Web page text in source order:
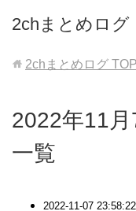
2chまとめログ
2chまとめログ TOP
2022年11
一覧
2022-11-07